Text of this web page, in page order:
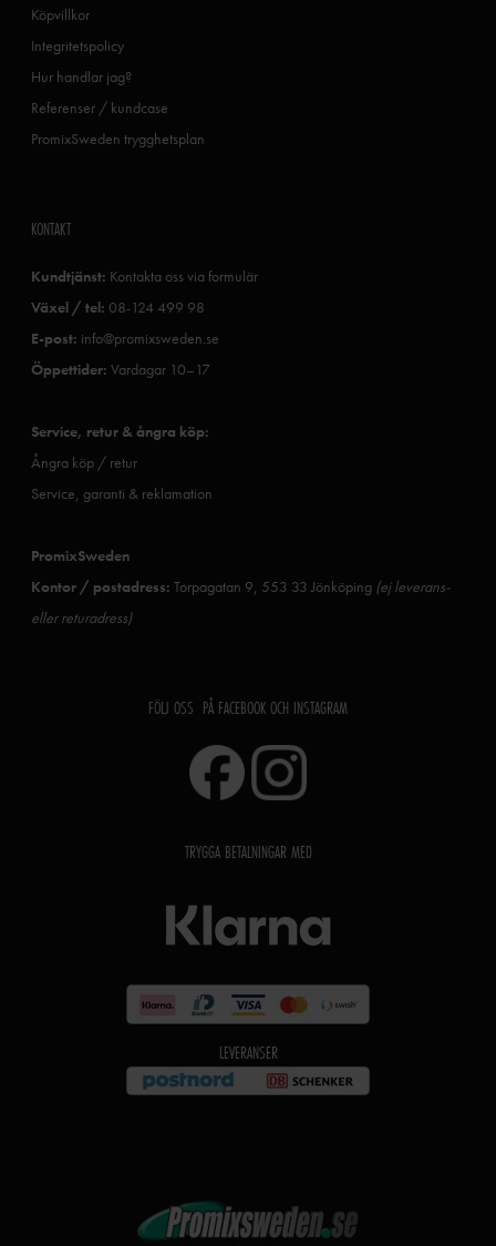
Köpvillkor
Integritetspolicy
Hur handlar jag?
Referenser / kundcase
PromixSweden trygghetsplan
KONTAKT
Kundtjänst: Kontakta oss via formulär
Växel / tel: 08-124 499 98
E-post: info@promixsweden.se
Öppettider: Vardagar 10–17
Service, retur & ångra köp:
Ångra köp / retur
Service, garanti & reklamation
PromixSweden
Kontor / postadress: Torpagatan 9, 553 33 Jönköping (ej leverans-
eller returadress)
FÖLJ OSS PÅ FACEBOOK OCH INSTAGRAM
TRYGGA BETALNINGAR MED
LEVERANSER